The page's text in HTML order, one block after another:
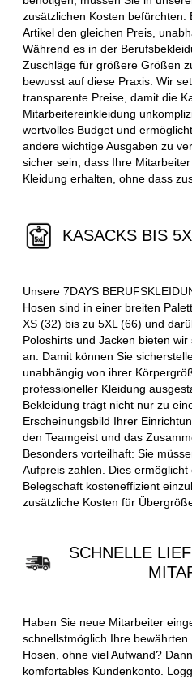
zusätzlichen Kosten befürchten.
Artikel den gleichen Preis,
Während es in der
Zuschläge für größere Größen
bewusst auf diese Praxis. Wir
transparente Preise, damit die
Mitarbeitereinkleidung
wertvolles Budget und
andere wichtige Ausgaben zu
sicher sein, dass Ihre
Kleidung erhalten, ohne dass
KASACKS BIS
Unsere 7DAYS
Hosen sind in einer breiten
XS (32) bis zu 5XL (66) und
Poloshirts und Jacken bieten
an. Damit können Sie
unabhängig von ihrer
professioneller Kleidung
Bekleidung trägt nicht nur zu
Erscheinungsbild Ihrer
den Teamgeist und das
Besonders vorteilhaft: Sie
Aufpreis zahlen. Dies
Belegschaft kosteneffizient
zusätzliche Kosten für
SCHNELLE
Haben Sie neue Mitarbeiter
schnellstmöglich Ihre
Hosen, ohne viel Aufwand?
komfortables Kundenkonto.